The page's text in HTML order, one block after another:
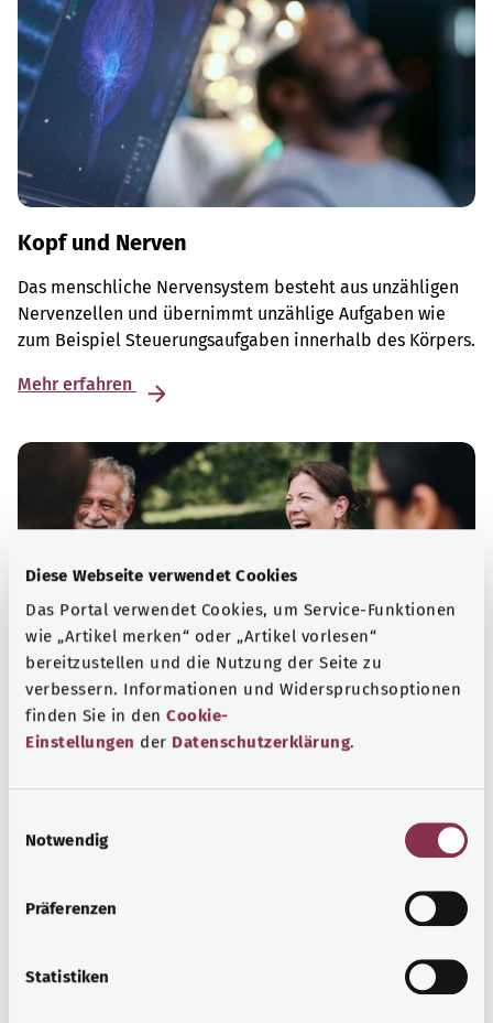
Diese Webseite verwendet Cookies
Das Portal verwendet Cookies, um Service-Funktionen
wie „Artikel merken“ oder „Artikel vorlesen“
bereitzustellen und die Nutzung der Seite zu
verbessern. Informationen und Widerspruchsoptionen
finden Sie in den Cookie-
Einstellungen der Datenschutzerklärung.
Notwendig
Präferenzen
Statistiken
Kopf und Nerven
Das menschliche Nervensystem besteht aus unzähligen
Nervenzellen und übernimmt unzählige Aufgaben wie
zum Beispiel Steuerungsaufgaben innerhalb des Körpers.
Mehr erfahren
Selbsthilfe
Suchtproblemen, Behinderungen und seelischen
Mehr erfahren